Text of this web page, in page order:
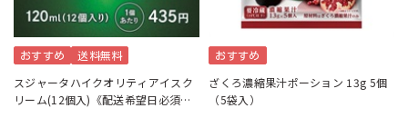
おすすめ 送料無料
スジャータハイクオリティアイスク
リーム(12個入)《配送希望日必須※
おすすめ
ざくろ濃縮果汁ポーション 13g 5個
（5袋入）